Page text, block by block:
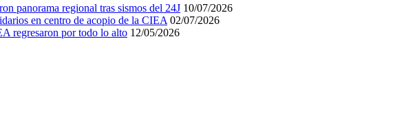
panorama regional tras sismos del 24J 10/07/2026
en centro de acopio de la CIEA 02/07/2026
regresaron por todo lo alto 12/05/2026